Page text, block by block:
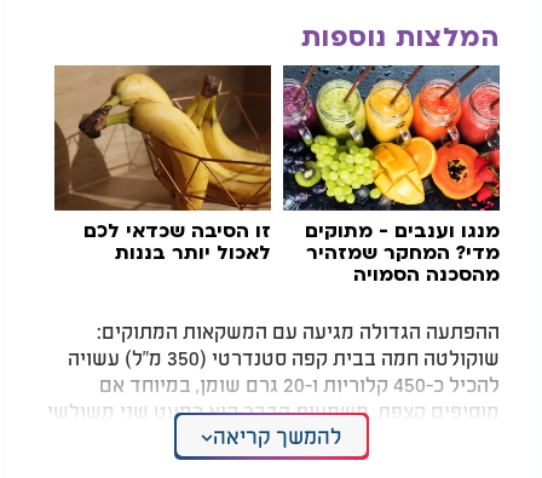
המלצות נוספות
מנגו וענבים - מתוקים
מדי? המחקר שמזהיר
מהסכנה הסמויה
זו הסיבה שכדאי לכם
לאכול יותר בננות
ההפתעה הגדולה מגיעה עם המשקאות המתוקים:
שוקולטה חמה בבית קפה סטנדרטי (350 מ"ל) עשויה
להכיל כ-450 קלוריות ו-20 גרם שומן, במיוחד אם
מוסיפים קצפת. משמעות הדבר היא כמעט שני משולשי
בהתאם לכמות הסירופ והשוקולד.
להמשך קריאה